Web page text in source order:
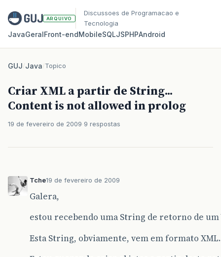
ARQUIVO
Discussoes de Programacao e
Tecnologia
JavaGeralFront‑endMobileSQLJSPHPAndroid
GUJ/Java/Topico
Criar XML a partir de String...
Content is not allowed in prolog
19 de fevereiro de 2009 9 respostas
Tche19 de fevereiro de 2009
Galera,
estou recebendo uma String de retorno de um
Esta String, obviamente, vem em formato XML.